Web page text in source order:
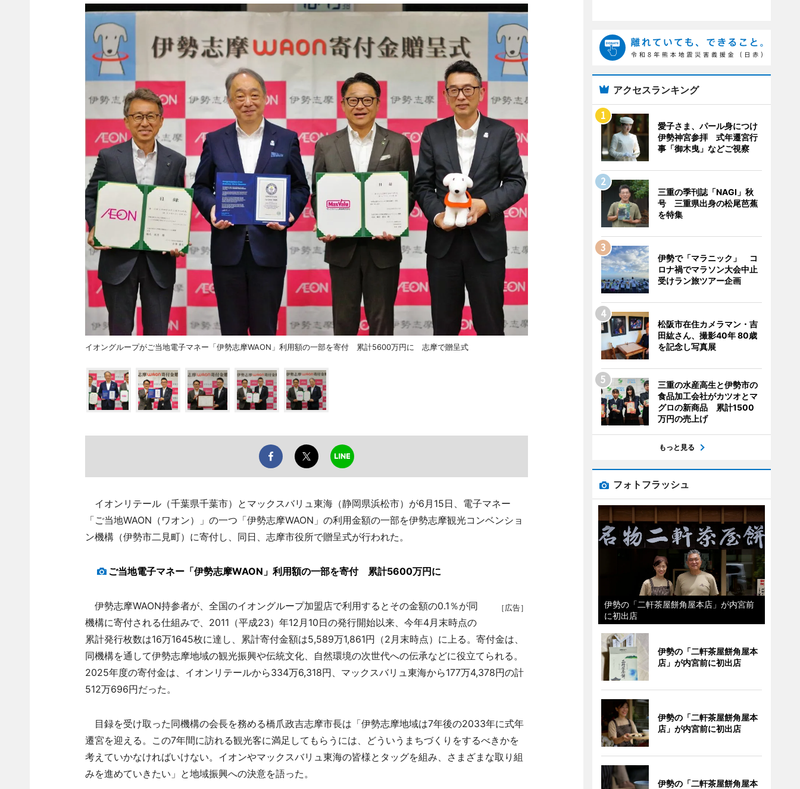
イオングループがご当地電子マネー「伊勢志摩WAON」利用額の一部を寄付 累計5600万円に 志摩で贈呈式
イオンリテール（千葉県千葉市）とマックスバリュ東海（静岡県浜松市）が6月15日、電子マネー
「ご当地WAON（ワオン）」の一つ「伊勢志摩WAON」の利用金額の一部を伊勢志摩観光コンベンショ
ン機構（伊勢市二見町）に寄付し、同日、志摩市役所で贈呈式が行われた。
ご当地電子マネー「伊勢志摩WAON」利用額の一部を寄付 累計5600万円に
［広告］
伊勢志摩WAON持参者が、全国のイオングループ加盟店で利用するとその金額の0.1％が同
機構に寄付される仕組みで、2011（平成23）年12月10日の発行開始以来、今年4月末時点の
累計発行枚数は16万1645枚に達し、累計寄付金額は5,589万1,861円（2月末時点）に上る。寄付金は、
同機構を通して伊勢志摩地域の観光振興や伝統文化、自然環境の次世代への伝承などに役立てられる。
2025年度の寄付金は、イオンリテールから334万6,318円、マックスバリュ東海から177万4,378円の計
512万696円だった。
目録を受け取った同機構の会長を務める橋爪政吉志摩市長は「伊勢志摩地域は7年後の2033年に式年
遷宮を迎える。この7年間に訪れる観光客に満足してもらうには、どういうまちづくりをするべきかを
考えていかなければいけない。イオンやマックスバリュ東海の皆様とタッグを組み、さまざまな取り組
みを進めていきたい」と地域振興への決意を語った。
アクセスランキング
愛子さま、パール身につけ
伊勢神宮参拝 式年遷宮行
事「御木曳」などご視察
三重の季刊誌「NAGI」秋
号 三重県出身の松尾芭蕉
を特集
伊勢で「マラニック」 コ
ロナ禍でマラソン大会中止
受けラン旅ツアー企画
松阪市在住カメラマン・吉
田紘さん、撮影40年 80歳
を記念し写真展
三重の水産高生と伊勢市の
食品加工会社がカツオとマ
グロの新商品 累計1500
万円の売上げ
もっと見る
フォトフラッシュ
伊勢の「二軒茶屋餅角屋本店」が内宮前
に初出店
伊勢の「二軒茶屋餅角屋本
店」が内宮前に初出店
伊勢の「二軒茶屋餅角屋本
店」が内宮前に初出店
伊勢の「二軒茶屋餅角屋本